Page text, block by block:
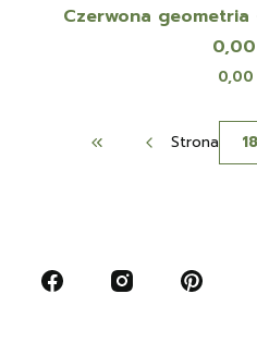
Czerwona
Cena
0,00
Cena
0,00
Wróć do pierwszej
Strona